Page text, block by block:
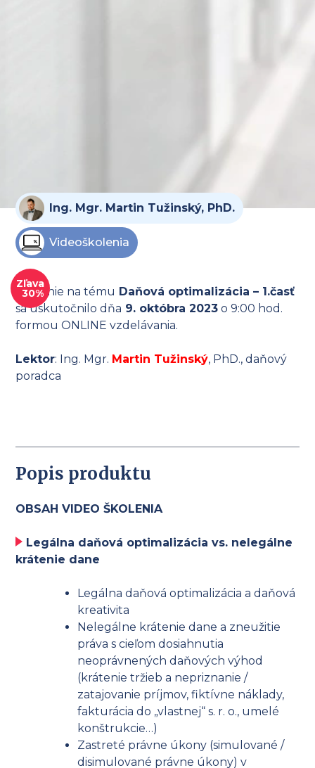
Ing. Mgr. Martin Tužinský, PhD.
Videoškolenia
Zľava
30%
Školenie na tému Daňová optimalizácia – 1.časť
sa uskutočnilo dňa 9. októbra 2023 o 9:00 hod.
formou ONLINE vzdelávania.
Lektor: Ing. Mgr. Martin Tužinský, PhD., daňový
poradca
Popis produktu
OBSAH VIDEO ŠKOLENIA
Legálna daňová optimalizácia vs. nelegálne
krátenie dane
Legálna daňová optimalizácia a daňová
kreativita
Nelegálne krátenie dane a zneužitie
práva s cieľom dosiahnutia
neoprávnených daňových výhod
(krátenie tržieb a nepriznanie /
zatajovanie príjmov, fiktívne náklady,
fakturácia do „vlastnej“ s. r. o., umelé
konštrukcie…)
Zastreté právne úkony (simulované /
disimulované právne úkony) v